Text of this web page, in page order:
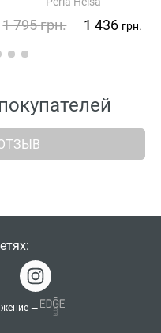
1 795грн. 1 436 грн.
—